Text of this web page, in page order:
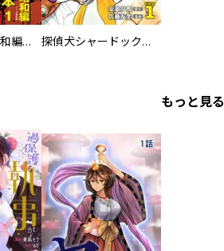
日本極道史 昭和編 スーパー大合本 探偵犬シャードック（新装版）
もっと見る